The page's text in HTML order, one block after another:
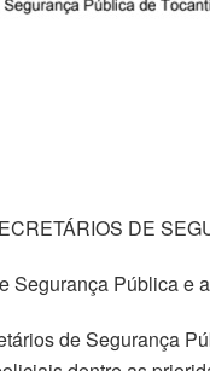
DE
Segurança Pública e
de Segurança